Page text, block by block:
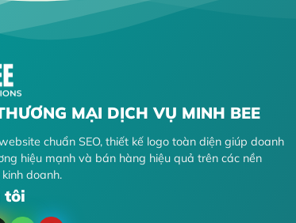
MẠI DỊCH VỤ MINH BEE
chuẩn SEO, thiết kế logo toàn diện giúp doanh
hiệu mạnh và bán hàng hiệu quả trên các nền
doanh.
tôi